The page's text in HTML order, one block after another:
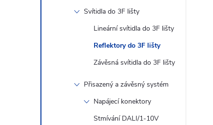
Svítidla do 3F lišty
Lineární svítidla do 3F lišty
Reflektory do 3F lišty
Závěsná svítidla do 3F lišty
Přisazený a závěsný systém
Napájecí konektory
Stmívání DALI/1-10V